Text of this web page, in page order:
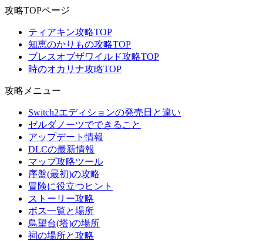
攻略TOPページ
ティアキン攻略TOP
知恵のかりもの攻略TOP
ブレスオブザワイルド攻略TOP
時のオカリナ攻略TOP
攻略メニュー
Switch2エディションの発売日と違い
ゼルダノーツでできること
アップデート情報
DLCの最新情報
マップ攻略ツール
序盤(最初)の攻略
冒険に役立つヒント
ストーリー攻略
ボス一覧と場所
鳥望台(塔)の場所
祠の場所と攻略